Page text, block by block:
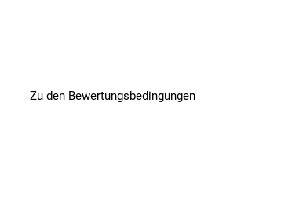
Zu den Bewertungsbedingungen